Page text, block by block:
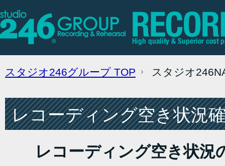
スタジオ246グループ TOP スタジオ
レコーディング空き状況
レコーディング空き状況